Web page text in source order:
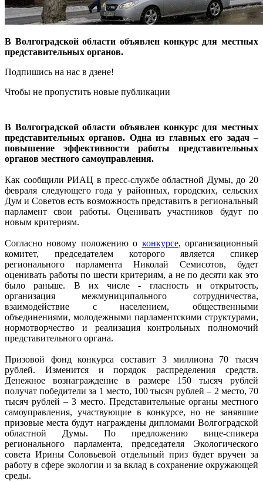
В Волгоградской области объявлен конкурс для местных
представительных органов.
Подпишись на нас в дзене!
Чтобы не пропустить новые публикации
В Волгоградской области объявлен конкурс для местных
представительных органов. Одна из главных его задач –
повышение эффективности работы представительных
органов местного самоуправления.
Как сообщили РИАЦ в пресс-службе областной Думы, до 20
февраля следующего года у районных, городских, сельских
Дум и Советов есть возможность представить в региональный
парламент свои работы. Оценивать участников будут по
новым критериям.
Согласно новому положению о конкурсе, организационный
комитет, председателем которого является спикер
регионального парламента Николай Семисотов, будет
оценивать работы по шести критериям, а не по десяти как это
было раньше. В их числе - гласность и открытость,
организация межмуниципального сотрудничества,
взаимодействие с населением, общественными
объединениями, молодежными парламентскими структурами,
нормотворчество и реализация контрольных полномочий
представительного органа.
Призовой фонд конкурса составит 3 миллиона 70 тысяч
рублей. Изменится и порядок распределения средств.
Денежное вознаграждение в размере 150 тысяч рублей
получат победители за 1 место, 100 тысяч рублей – 2 место, 70
тысяч рублей – 3 место. Представительные органы местного
самоуправления, участвующие в конкурсе, но не занявшие
призовые места будут награждены дипломами Волгоградской
областной Думы. По предложению вице-спикера
регионального парламента, председателя Экологического
совета Ирины Соловьевой отдельный приз будет вручен за
работу в сфере экологии и за вклад в сохранение окружающей
среды.